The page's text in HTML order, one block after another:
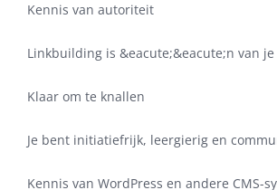
Kennis van autoriteit
Linkbuilding is &eacute;&eacute;n van
Klaar om te knallen
Je bent initiatiefrijk, leergierig en
Kennis van WordPress en andere CMS-